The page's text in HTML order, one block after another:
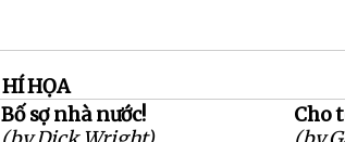
HÍ HỌA
Bố sợ nhà nước!
Cho